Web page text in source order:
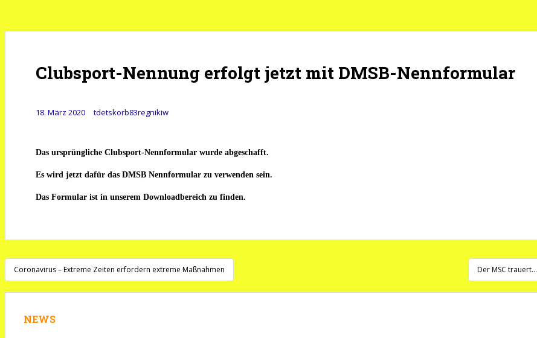
Clubsport-Nennung erfolgt jetzt mit DMSB-Nennformular
18. März 2020 tdetskorb83regnikiw
Das ursprüngliche Clubsport-Nennformular wurde abgeschafft.
Es wird jetzt dafür das DMSB Nennformular zu verwenden sein.
Das Formular ist in unserem Downloadbereich zu finden.
Beitragsnavigation
Coronavirus – Extreme Zeiten erfordern extreme Maßnahmen Der MSC trauert…
NEWS